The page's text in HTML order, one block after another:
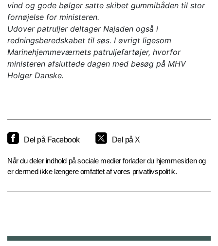
vind og gode bølger satte skibet gummibåden til stor
fornøjelse for ministeren.
Udover patruljer deltager Najaden også i
redningsberedskabet til søs. I øvrigt ligesom
Marinehjemmeværnets patruljefartøjer, hvorfor
ministeren afsluttede dagen med besøg på MHV
Holger Danske.
Del på Facebook Del på X
Når du deler indhold på sociale medier forlader du hjemmesiden og
er dermed ikke længere omfattet af vores privatlivspolitik.